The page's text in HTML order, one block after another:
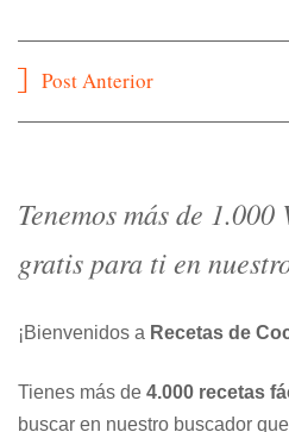
Navegación
Post Anterior
Tenemos más de
gratis para ti en
¡Bienvenidos a Recetas de
Tienes más de 4.000 recetas
buscar en nuestro buscador